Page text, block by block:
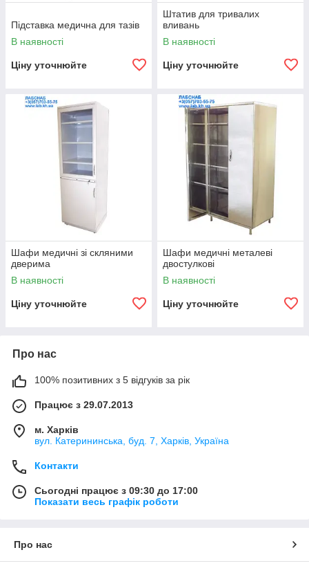
Підставка медична для тазів
В наявності
Ціну уточнюйте
Штатив для тривалих
вливань
В наявності
Ціну уточнюйте
Шафи медичні зі скляними
дверима
В наявності
Ціну уточнюйте
Шафи медичні металеві
двостулкові
В наявності
Ціну уточнюйте
Про нас
100% позитивних з 5 відгуків за рік
Працює з 29.07.2013
м. Харків
вул. Катерининська, буд. 7, Харків, Україна
Контакти
Сьогодні працює з 09:30 до 17:00
Показати весь графік роботи
Про нас